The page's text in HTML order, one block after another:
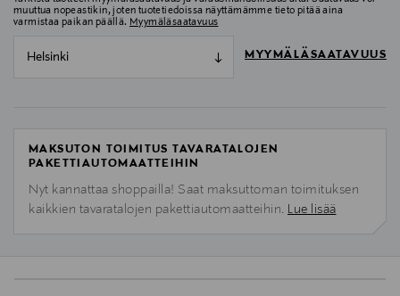
muuttua nopeastikin, joten tuotetiedoissa näyttämämme tieto pitää aina
varmistaa paikan päällä. Myymäläsaatavuus
Helsinki MYYMÄLÄSAATAVUUS
MAKSUTON TOIMITUS TAVARATALOJEN
PAKETTIAUTOMAATTEIHIN
Nyt kannattaa shoppailla! Saat maksuttoman toimituksen
kaikkien tavaratalojen pakettiautomaatteihin. Lue lisää